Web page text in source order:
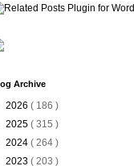
Archive
2026 ( 186 )
2025 ( 315 )
2024 ( 264 )
2023 ( 203 )